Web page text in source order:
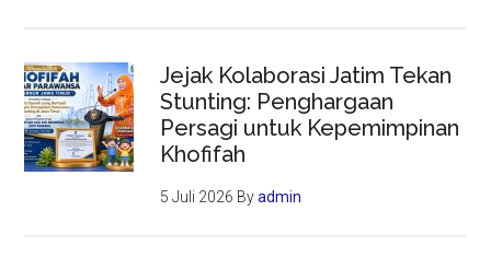
Jejak Kolaborasi Jatim Tekan
Stunting: Penghargaan
Persagi untuk Kepemimpinan
Khofifah
5 Juli 2026 Byadmin